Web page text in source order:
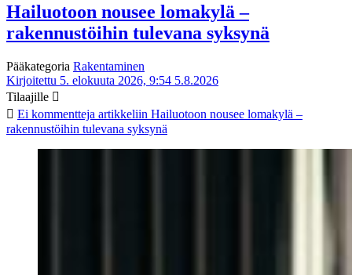
Hailuotoon nousee lomakylä –
rakennustöihin tulevana syksynä
Pääkategoria Rakentaminen
Kirjoitettu 5. elokuuta 2026, 9:54 5.8.2026
Tilaajille
Ei kommentteja artikkeliin Hailuotoon nousee lomakylä –
rakennustöihin tulevana syksynä